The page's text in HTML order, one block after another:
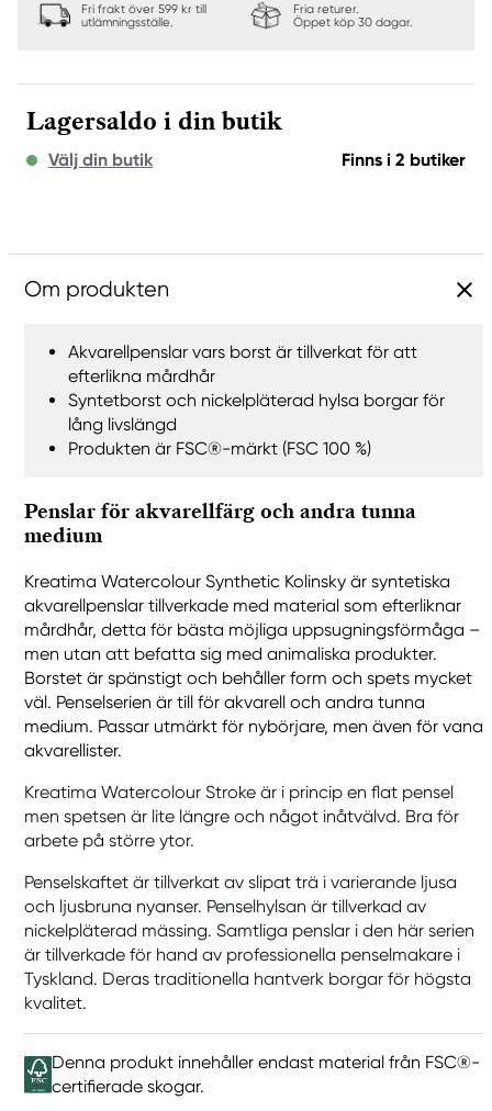
Fri frakt över 599 kr till
utlämningsställe.
Fria returer.
Öppet köp 30 dagar.
Lagersaldo i din butik
Välj din butik Finns i 2 butiker
Om produkten
Akvarellpenslar vars borst är tillverkat för att
efterlikna mårdhår
Syntetborst och nickelpläterad hylsa borgar för
lång livslängd
Produkten är FSC®-märkt (FSC 100 %)
Penslar för akvarellfärg och andra tunna
medium
Kreatima Watercolour Synthetic Kolinsky är syntetiska
akvarellpenslar tillverkade med material som efterliknar
mårdhår, detta för bästa möjliga uppsugningsförmåga –
men utan att befatta sig med animaliska produkter.
Borstet är spänstigt och behåller form och spets mycket
väl. Penselserien är till för akvarell och andra tunna
medium. Passar utmärkt för nybörjare, men även för vana
akvarellister.
Kreatima Watercolour Stroke är i princip en flat pensel
men spetsen är lite längre och något inåtvälvd. Bra för
arbete på större ytor.
Penselskaftet är tillverkat av slipat trä i varierande ljusa
och ljusbruna nyanser. Penselhylsan är tillverkad av
nickelpläterad mässing. Samtliga penslar i den här serien
är tillverkade för hand av professionella penselmakare i
Tyskland. Deras traditionella hantverk borgar för högsta
kvalitet.
Denna produkt innehåller endast material från FSC®-
certifierade skogar.